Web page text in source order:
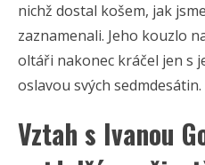
nichž dostal košem, jak
zaznamenali. Jeho kouzlo
oltáři nakonec kráčel jen s
oslavou svých sedmdesátin.
Vztah s Ivanou